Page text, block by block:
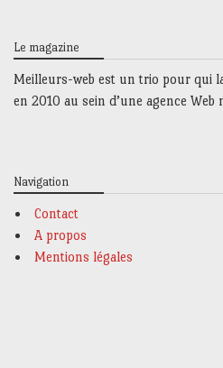
Le magazine
Meilleurs-web est un trio pour qui
en 2010 au sein d’une agence Web
Navigation
Contact
A propos
Mentions légales